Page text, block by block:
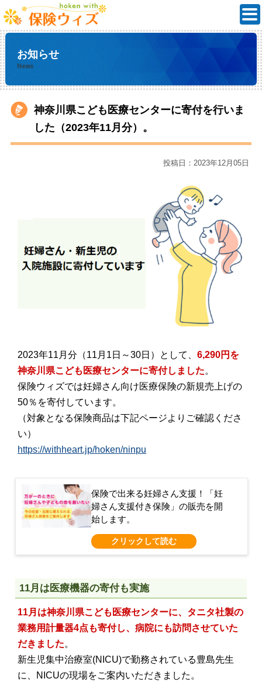
お知らせ
News
神奈川県こども医療センターに寄付を行いま
した（2023年11月分）。
投稿日：2023年12月05日
2023年11月分（11月1日～30日）として、6,290円を
神奈川県こども医療センターに寄付しました。
保険ウィズでは妊婦さん向け医療保険の新規売上げの
50％を寄付しています。
（対象となる保険商品は下記ページよりご確認くださ
い）
https://withheart.jp/hoken/ninpu
保険で出来る妊婦さん支援！「妊
婦さん支援付き保険」の販売を開
始します。
11月は医療機器の寄付も実施
11月は神奈川県こども医療センターに、タニタ社製の
業務用計量器4点も寄付し、病院にも訪問させていた
だきました。
新生児集中治療室(NICU)で勤務されている豊島先生
に、NICUの現場をご案内いただきました。